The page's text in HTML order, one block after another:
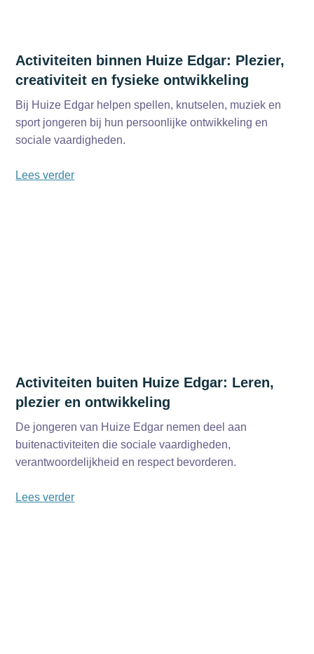
Activiteiten binnen Huize Edgar: Plezier,
creativiteit en fysieke ontwikkeling
Bij Huize Edgar helpen spellen, knutselen, muziek en
sport jongeren bij hun persoonlijke ontwikkeling en
sociale vaardigheden.
Lees verder
Activiteiten buiten Huize Edgar: Leren,
plezier en ontwikkeling
De jongeren van Huize Edgar nemen deel aan
buitenactiviteiten die sociale vaardigheden,
verantwoordelijkheid en respect bevorderen.
Lees verder